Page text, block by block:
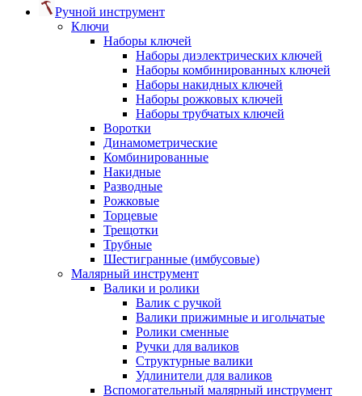
Ручной инструмент
Ключи
Наборы ключей
Наборы диэлектрических ключей
Наборы комбинированных ключей
Наборы накидных ключей
Наборы рожковых ключей
Наборы трубчатых ключей
Воротки
Динамометрические
Комбинированные
Накидные
Разводные
Рожковые
Торцевые
Трещотки
Трубные
Шестигранные (имбусовые)
Малярный инструмент
Валики и ролики
Валик с ручкой
Валики прижимные и игольчатые
Ролики сменные
Ручки для валиков
Структурные валики
Удлинители для валиков
Вспомогательный малярный инструмент